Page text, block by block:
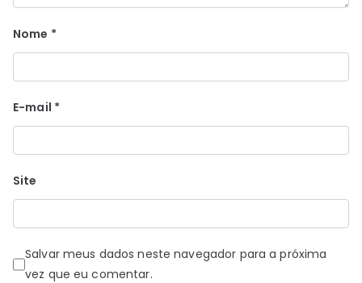
Nome *
E-mail *
Site
Salvar meus dados neste navegador para a próxima
vez que eu comentar.